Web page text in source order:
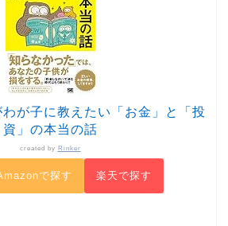
が子に教えたい「お金」と「投
資」の本当の話
created by Rinker
で探す 楽天で探す